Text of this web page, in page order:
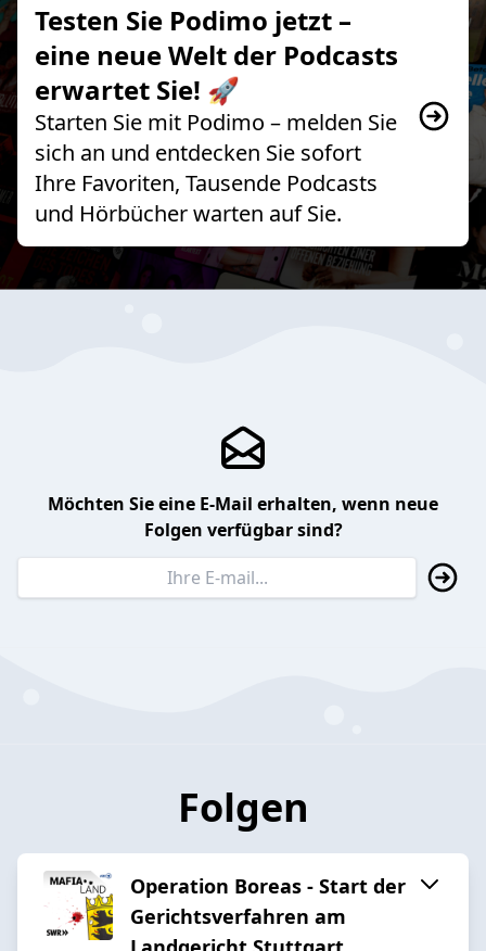
Testen Sie Podimo jetzt –
eine neue Welt der Podcasts
erwartet Sie! 🚀
Starten Sie mit Podimo – melden Sie
sich an und entdecken Sie sofort
Ihre Favoriten, Tausende Podcasts
und Hörbücher warten auf Sie.
Möchten Sie eine E-Mail erhalten, wenn neue
Folgen verfügbar sind?
Folgen
Operation Boreas - Start der
Gerichtsverfahren am